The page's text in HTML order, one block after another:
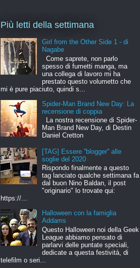
Più letti della settimana
Girl from the Other Side 1 - di
Nagabe
Come saprete, non parlo
spesso di fumetti manga, ma
una collega di lavoro mi ha
prestato questo volumetto che
mi è pure piaciuto, quindi s...
Spider-Man Brand New Day: La
recensione di coppia
La nostra recensione di Spider-
Man Brand New Day, di Destin
Daniel Cretton
[TAG] Essere ''blogger'' alle
soglie del 2020
Rispondo finalmente a questo
tag lanciato qualche settimana fa
dal buon Nino Baldan, il post
"originario" lo trovate qui:
https://...
Halloween con la famiglia
Addams
Questo Halloween noi della Geek
League abbiamo pensato di
parlarvi delle puntate speciali,
dedicate a questa festività, di
telefilm o seri...